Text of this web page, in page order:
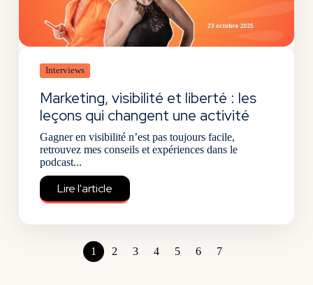
Interviews
Marketing, visibilité et liberté : les
leçons qui changent une activité
Gagner en visibilité n’est pas toujours facile,
retrouvez mes conseils et expériences dans le
podcast...
Lire l'article
1 2 3 4 5 6 7